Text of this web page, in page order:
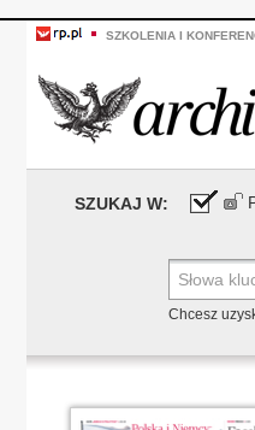
SZKOLENIA I
SZUKAJ W:
Chcesz